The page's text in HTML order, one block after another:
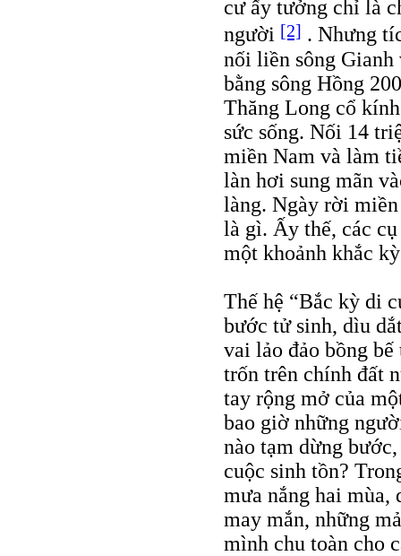
cư ấy tưởng chỉ là
người [2] . Nhưng
nối liền sông
bằng sông Hồng
Thăng Long cổ
sức sống. Nối 14
miền Nam và làm
làn hơi sung mãn
làng. Ngày rời
là gì. Ấy thế, các
một khoảnh khắc
Thế hệ “Bắc kỳ di
bước tử sinh, dìu
vai lảo đảo bồng
trốn trên chính đất
tay rộng mở của
bao giờ những
nào tạm dừng
cuộc sinh tồn?
mưa nắng hai mùa,
may mắn, những
mình chu toàn cho